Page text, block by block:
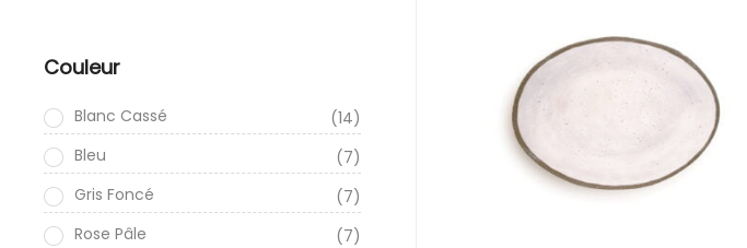
Couleur
Blanc Cassé
(14)
Bleu
(7)
Gris Foncé
(7)
Rose Pâle
(7)